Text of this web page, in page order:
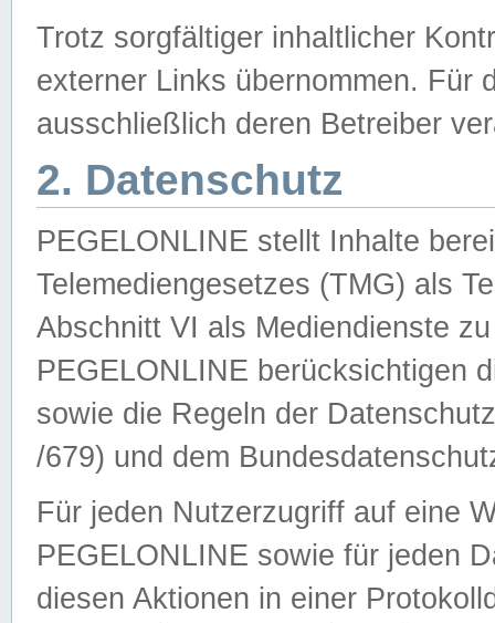
Trotz sorgfältiger inhaltlicher
externer Links übernommen. Für
ausschließlich deren Betreiber
2. Datenschutz
PEGELONLINE stellt Inhalte
Telemediengesetzes (TMG) als
Abschnitt VI als Mediendienste
PEGELONLINE berücksichtigen
sowie die Regeln der
/679) und dem
Für jeden Nutzerzugriff auf eine
PEGELONLINE sowie für jeden
diesen Aktionen in einer